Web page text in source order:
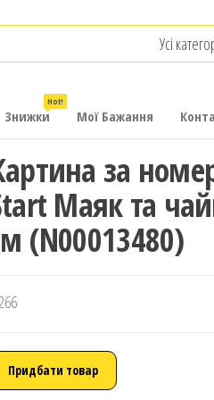
Знижки
Hot!
Мої Бажання
за
Маяк та
(N00013480)
Придбати товар